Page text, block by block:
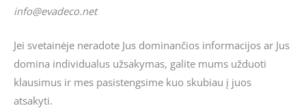
info@evadeco.net
Jei svetainėje neradote Jus dominančios informacijos ar Jus
domina individualus užsakymas, galite mums užduoti
klausimus ir mes pasistengsime kuo skubiau į juos
atsakyti.